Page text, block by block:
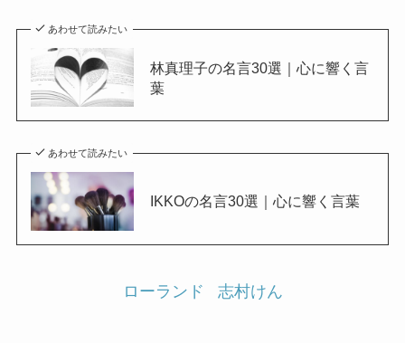
あわせて読みたい
林真理子の名言30選｜心に響く言
葉
あわせて読みたい
IKKOの名言30選｜心に響く言葉
ローランド 志村けん